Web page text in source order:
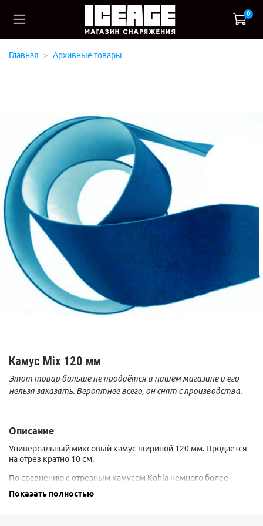
0
Главная Архивные товары
Камус Mix 120 мм
Этот товар больше не продаётся в нашем магазине и его
нельзя заказать. Вероятнее всего, он снят с производства.
Описание
Универсальный миксовый камус шириной 120 мм. Продается
на отрез кратно 10 см.
По сравнению с отрезным камусом Kohla немного более
ворса примерно одинаковы. Ресурс составляет в районе 1000
Показать полностью